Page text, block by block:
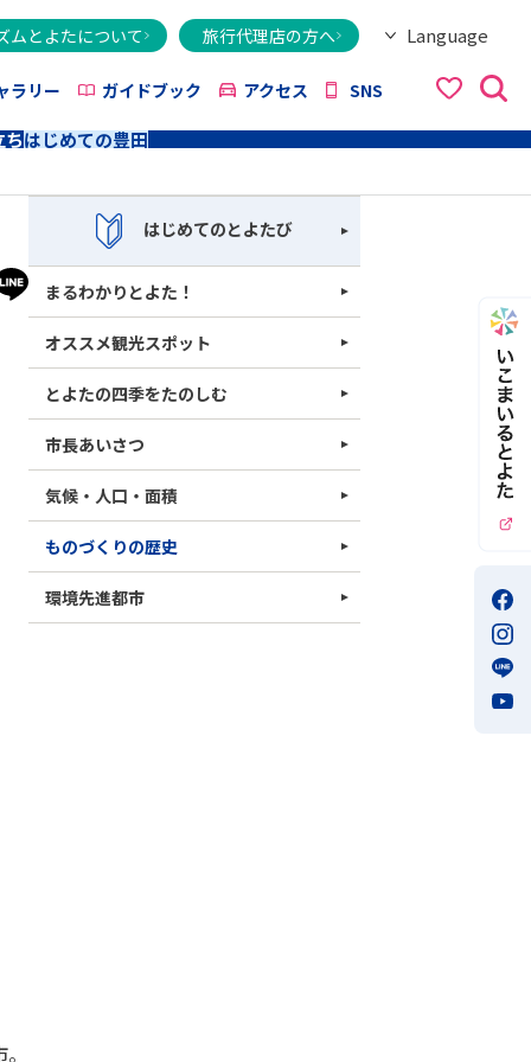
ムとよたについて 旅行代理店の方へ
Language
ქართული
ラリー ガイドブック アクセス SNS
ちはじめての豊田
はじめてのとよたび
まるわかりとよた！
オススメ観光スポット
とよたの四季をたのしむ
市長あいさつ
気候・人口・面積
ものづくりの歴史
環境先進都市